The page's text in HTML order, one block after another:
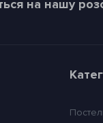
на нашу